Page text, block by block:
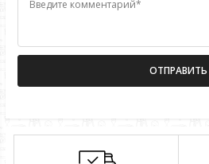
Введите комментарий*